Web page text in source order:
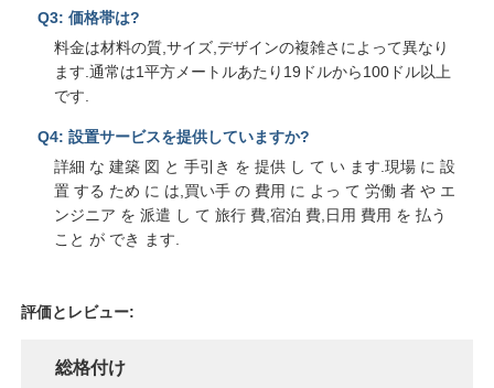
Q3: 価格帯は?
料金は材料の質,サイズ,デザインの複雑さによって異なり
ます.通常は1平方メートルあたり19ドルから100ドル以上
です.
Q4: 設置サービスを提供していますか?
詳細 な 建築 図 と 手引き を 提供 し て い ます.現場 に 設
置 する ため に は,買い手 の 費用 に よっ て 労働 者 や エ
ンジニア を 派遣 し て 旅行 費,宿泊 費,日用 費用 を 払う
こと が でき ます.
評価とレビュー:
総格付け